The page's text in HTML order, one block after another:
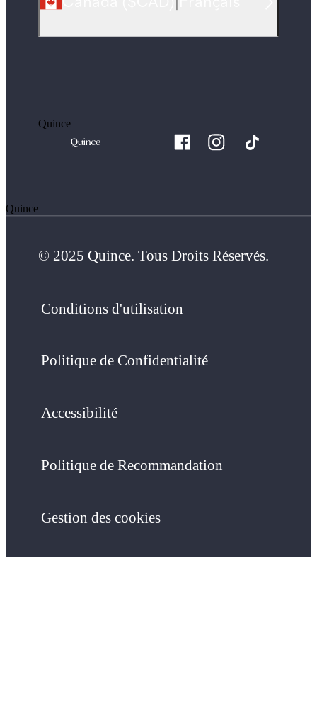
Quince
Quince
© 2025 Quince. Tous Droits Réservés.
Conditions d'utilisation
Politique de Confidentialité
Accessibilité
Politique de Recommandation
Gestion des cookies